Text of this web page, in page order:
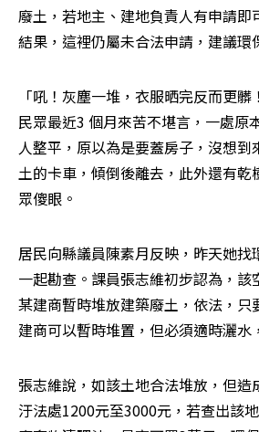
廢土，若地主、建地負責人有申請即
結果，這裡仍屬未合法申請，建議環
「吼！灰塵一堆，衣服晒完反而更
民眾最近3 個月來苦不堪言，一處原
人整平，原以為是要蓋房子，沒想
土的卡車，傾倒後離去，此外還有乾
眾傻眼。
居民向縣議員陳素月反映，昨天她找
一起勘查。課員張志維初步認為，該
某建商暫時堆放建築廢土，依法，只
建商可以暫時堆置，但必須適時灑水
張志維說，如該土地合法堆放，但造
汙法處1200元至3000元，若查出該